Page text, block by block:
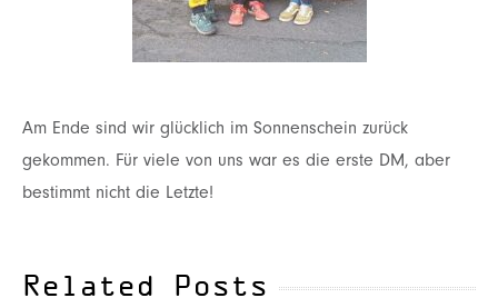
Am Ende sind wir glücklich im Sonnenschein zurück
gekommen. Für viele von uns war es die erste DM, aber
bestimmt nicht die Letzte!
Related Posts